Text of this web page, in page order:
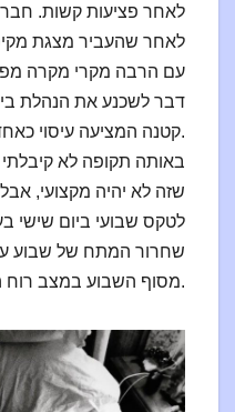
לאחר פציעות קשות.
לאחר שהעביר מצגת
עם הרבה מקרי מקרה
דבר לשכנע את הנהלת
קטנה המציעה עיסוי כאחד הטיפולים המוצעים.
באותה תקופה לא
שזה לא יהיה מקצועי,
לטקס שבועי ביום שישי
שחרור המתח של שבוע
מסוף השבוע במצב רוח הרבה יותר רגוע.